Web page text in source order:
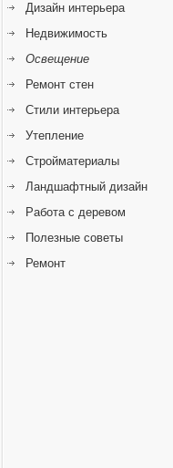
Дизайн интерьера
Недвижимость
Освещение
Ремонт стен
Стили интерьера
Утепление
Стройматериалы
Ландшафтный дизайн
Работа с деревом
Полезные советы
Ремонт